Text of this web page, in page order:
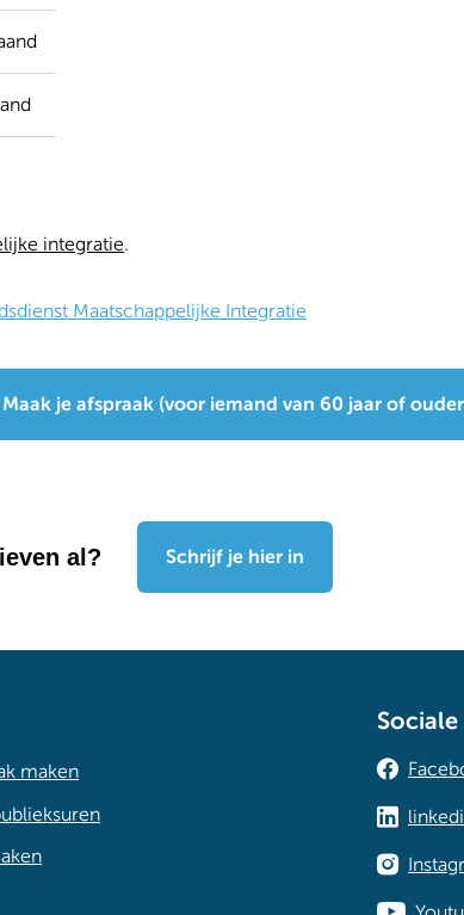
integratie.
Maatschappelijke Integratie
Maak je afspraak (voor iemand van 60 jaar of
al? Schrijf je hier in
maken